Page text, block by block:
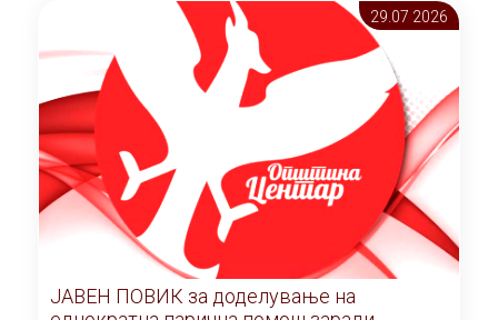
29.07 2026
ЈАВЕН ПОВИК за доделување на